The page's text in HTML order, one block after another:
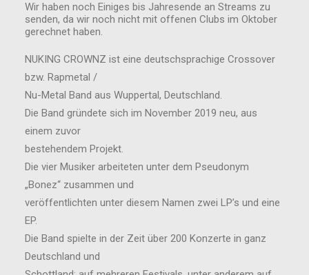
Wir haben noch Einiges bis Jahresende an Streams zu
senden, da wir noch nicht mit offenen Clubs im Oktober
gerechnet haben.
NUKING CROWNZ ist eine deutschsprachige Crossover
bzw. Rapmetal /
Nu-Metal Band aus Wuppertal, Deutschland.
Die Band gründete sich im November 2019 neu, aus
einem zuvor
bestehendem Projekt.
Die vier Musiker arbeiteten unter dem Pseudonym
„Bonez“ zusammen und
veröffentlichten unter diesem Namen zwei LP’s und eine
EP.
Die Band spielte in der Zeit über 200 Konzerte in ganz
Deutschland und